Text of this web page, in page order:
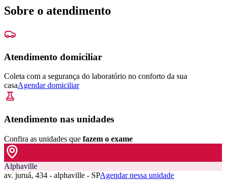
Sobre o atendimento
Atendimento domiciliar
Coleta com a segurança do laboratório no conforto da sua
casaAgendar domiciliar
Atendimento nas unidades
Confira as unidades que fazem o exame
Alphaville
av. juruá, 434 - alphaville - SPAgendar nessa unidade